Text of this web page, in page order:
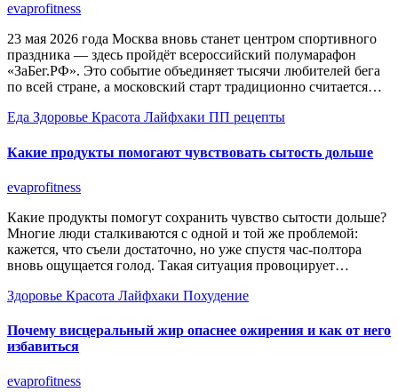
evaprofitness
23 мая 2026 года Москва вновь станет центром спортивного
праздника — здесь пройдёт всероссийский полумарафон
«ЗаБег.РФ». Это событие объединяет тысячи любителей бега
по всей стране, а московский старт традиционно считается…
Еда Здоровье Красота Лайфхаки ПП рецепты
Какие продукты помогают чувствовать сытость дольше
evaprofitness
Какие продукты помогут сохранить чувство сытости дольше?
Многие люди сталкиваются с одной и той же проблемой:
кажется, что съели достаточно, но уже спустя час-полтора
вновь ощущается голод. Такая ситуация провоцирует…
Здоровье Красота Лайфхаки Похудение
Почему висцеральный жир опаснее ожирения и как от него
избавиться
evaprofitness